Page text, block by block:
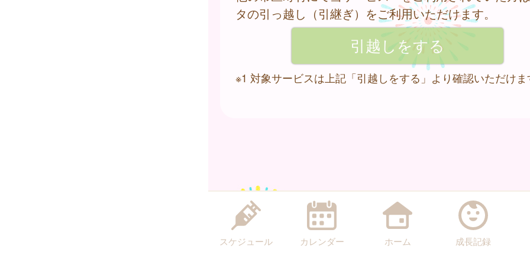
タの引っ越し（引継ぎ）をご利用いただけます。
※1 対象サービスは上記「引越しをする」より確認いただけま
スケジュール カレンダー ホーム 成長記録